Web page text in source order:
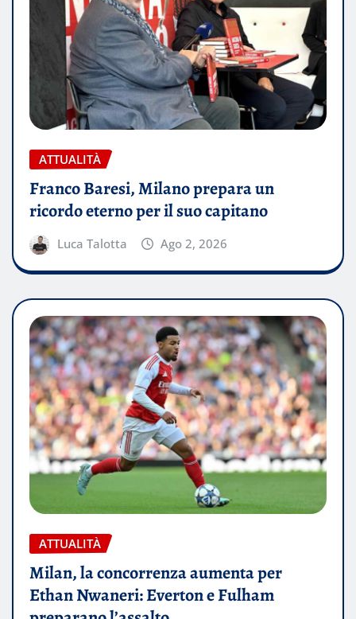
ATTUALITÀ
Franco Baresi, Milano prepara un
ricordo eterno per il suo capitano
Luca Talotta Ago 2, 2026
ATTUALITÀ
Milan, la concorrenza aumenta per
Ethan Nwaneri: Everton e Fulham